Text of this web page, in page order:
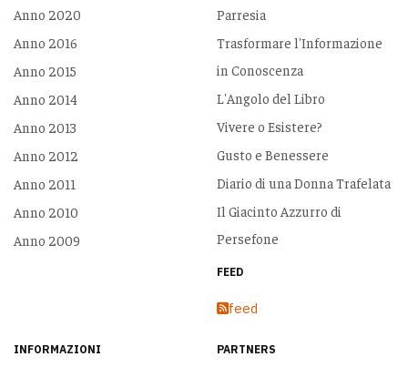
Anno 2020
Anno 2016
Anno 2015
Anno 2014
Anno 2013
Anno 2012
Anno 2011
Anno 2010
Anno 2009
Parresia
Trasformare l'Informazione
in Conoscenza
L'Angolo del Libro
Vivere o Esistere?
Gusto e Benessere
Diario di una Donna Trafelata
Il Giacinto Azzurro di
Persefone
FEED
feed
INFORMAZIONI PARTNERS